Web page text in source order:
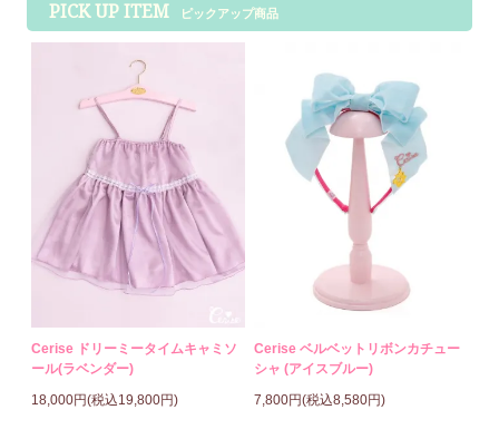
PICK UP ITEM ピックアップ商品
Cerise ドリーミータイムキャミソ
ール(ラベンダー)
18,000円(税込19,800円)
Cerise ベルベットリボンカチュー
シャ (アイスブルー)
7,800円(税込8,580円)